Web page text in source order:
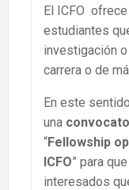
El ICFO
estudiantes
investigación
carrera o de
En este
una
“Fellowship
ICFO” para
interesados